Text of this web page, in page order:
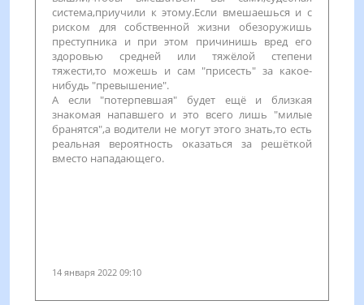
система,приучили к этому.Если вмешаешься и с
риском для собственной жизни обезоружишь
преступника и при этом причинишь вред его
здоровью средней или тяжёлой степени
тяжести,то можешь и сам "присесть" за какое-
нибудь "превышение".
А если "потерпевшая" будет ещё и близкая
знакомая напавшего и это всего лишь "милые
бранятся",а водители не могут этого знать,то есть
реальная вероятность оказаться за решёткой
вместо нападающего.
14 января 2022 09:10